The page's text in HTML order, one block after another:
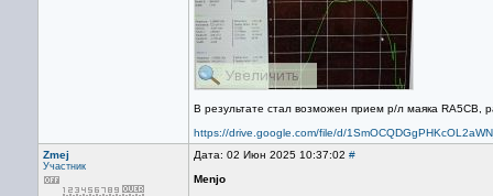
В результате стал возможен прием р/л маяка RA5CB,
https://drive.google.com/file/d/
Zmej
Участник
Дата: 02 Июн 2025 10:37:02 #
Menjo